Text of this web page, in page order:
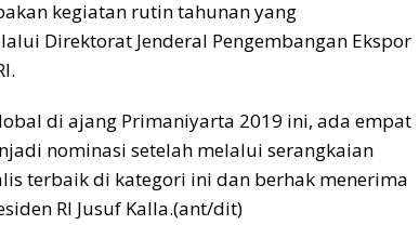
kegiatan rutin tahunan yang
Direktorat Jenderal Pengembangan Ekspor
di ajang Primaniyarta 2019 ini, ada empat
nominasi setelah melalui serangkaian
terbaik di kategori ini dan berhak menerima
RI Jusuf Kalla.(ant/dit)